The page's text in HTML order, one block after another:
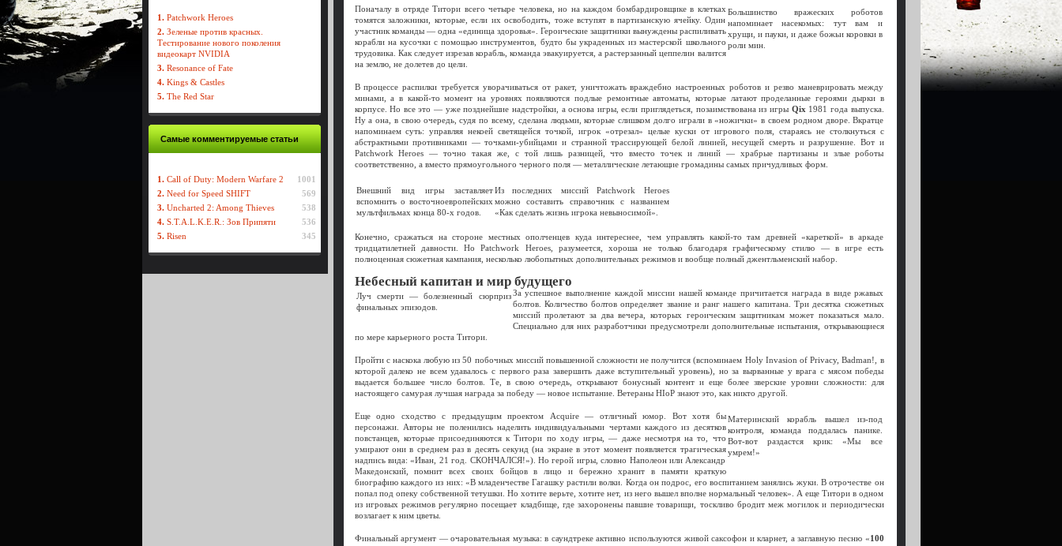
1.Patchwork Heroes
2.Зеленые против красных.
Тестирование нового поколения
видеокарт NVIDIA
3.Resonance of Fate
4.Kings & Castles
5.The Red Star
Самые комментируемые статьи
1.Call of Duty: Modern Warfare 2
1001
2.Need for Speed SHIFT
569
3.Uncharted 2: Among Thieves
538
4.S.T.A.L.K.E.R.: Зов Припяти
536
5.Risen 345
Большинство вражеских роботов
напоминает насекомых: тут вам и
хрущи, и пауки, и даже божьи коровки в
роли мин.
Поначалу в отряде Титори всего четыре человека, но на каждом бомбардировщике в клетках
томятся заложники, которые, если их освободить, тоже вступят в партизанскую ячейку. Один
участник команды — одна «единица здоровья». Героические защитники вынуждены распиливать
корабли на кусочки с помощью инструментов, будто бы украденных из мастерской школьного
трудовика. Как следует изрезав корабль, команда эвакуируется, а растерзанный цеппелин валится
на землю, не долетев до цели.
В процессе распилки требуется уворачиваться от ракет, уничтожать враждебно настроенных роботов и резво маневрировать между
минами, а в какой-то момент на уровнях появляются подлые ремонтные автоматы, которые латают проделанные героями дырки в
корпусе. Но все это — уже позднейшие надстройки, а основа игры, если приглядеться, позаимствована из игры Qix 1981 года выпуска.
Ну а она, в свою очередь, судя по всему, сделана людьми, которые слишком долго играли в «ножички» в своем родном дворе. Вкратце
напоминаем суть: управляя некоей светящейся точкой, игрок «отрезал» целые куски от игрового поля, стараясь не столкнуться с
абстрактными противниками — точками-убийцами и странной трассирующей белой линией, несущей смерть и разрушение. Вот и
Patchwork Heroes — точно такая же, с той лишь разницей, что вместо точек и линий — храбрые партизаны и злые роботы
соответственно, а вместо прямоугольного черного поля — металлические летающие громадины самых причудливых форм.
Внешний вид игры заставляет
вспомнить о восточноевропейских
мультфильмах конца 80-х годов.
Из последних миссий Patchwork Heroes
можно составить справочник с названием
«Как сделать жизнь игрока невыносимой».
Конечно, сражаться на стороне местных ополченцев куда интереснее, чем управлять какой-то там древней «кареткой» в аркаде
тридцатилетней давности. Но Patchwork Heroes, разумеется, хороша не только благодаря графическому стилю — в игре есть
полноценная сюжетная кампания, несколько любопытных дополнительных режимов и вообще полный джентльменский набор.
Небесный капитан и мир будущего
Луч смерти — болезненный сюрприз
финальных эпизодов.
За успешное выполнение каждой миссии нашей команде причитается награда в виде ржавых
болтов. Количество болтов определяет звание и ранг нашего капитана. Три десятка сюжетных
миссий пролетают за два вечера, которых героическим защитникам может показаться мало.
Специально для них разработчики предусмотрели дополнительные испытания, открывающиеся
по мере карьерного роста Титори.
Пройти с наскока любую из 50 побочных миссий повышенной сложности не получится (вспоминаем Holy Invasion of Privacy, Badman!, в
которой далеко не всем удавалось с первого раза завершить даже вступительный уровень), но за вырванные у врага с мясом победы
выдается большее число болтов. Те, в свою очередь, открывают бонусный контент и еще более зверские уровни сложности: для
настоящего самурая лучшая награда за победу — новое испытание. Ветераны HIoP знают это, как никто другой.
Материнский корабль вышел из-под
контроля, команда поддалась панике.
Вот-вот раздастся крик: «Мы все
умрем!»
Еще одно сходство с предыдущим проектом Acquire — отличный юмор. Вот хотя бы
персонажи. Авторы не поленились наделить индивидуальными чертами каждого из десятков
повстанцев, которые присоединяются к Титори по ходу игры, — даже несмотря на то, что
умирают они в среднем раз в десять секунд (на экране в этот момент появляется трагическая
надпись вида: «Иван, 21 год. СКОНЧАЛСЯ!»). Но герой игры, словно Наполеон или Александр
Македонский, помнит всех своих бойцов в лицо и бережно хранит в памяти краткую
биографию каждого из них: «В младенчестве Гагашку растили волки. Когда он подрос, его воспитанием занялись жуки. В отрочестве он
попал под опеку собственной тетушки. Но хотите верьте, хотите нет, из него вышел вполне нормальный человек». А еще Титори в одном
из игровых режимов регулярно посещает кладбище, где захоронены павшие товарищи, тоскливо бродит меж могилок и периодически
возлагает к ним цветы.
Финальный аргумент — очаровательная музыка: в саундтреке активно используются живой саксофон и кларнет, а заглавную песню «100